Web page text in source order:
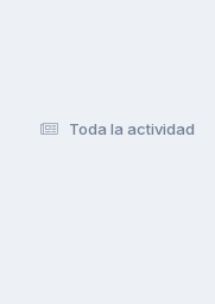
Toda la actividad